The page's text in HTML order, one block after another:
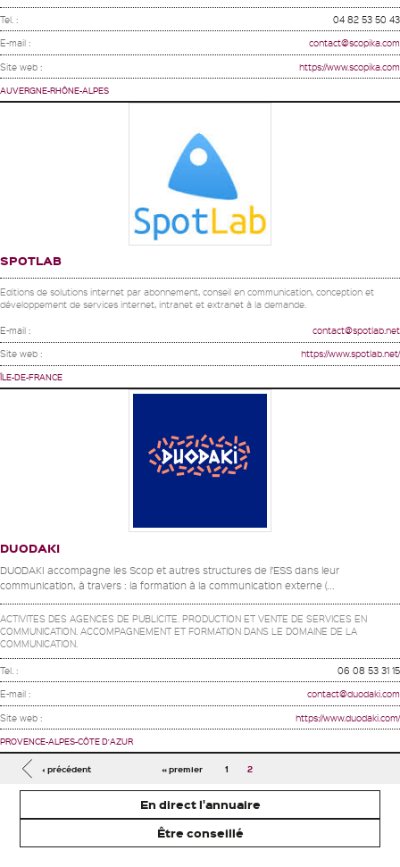
Tel. : 04 82 53 50 43
E-mail : contact@scopika.com
Site web : https://www.scopika.com
AUVERGNE-RHÔNE-ALPES
SPOTLAB
Editions de solutions internet par abonnement, conseil en communication, conception et
développement de services internet, intranet et extranet à la demande.
E-mail : contact@spotlab.net
Site web : https://www.spotlab.net/
ÎLE-DE-FRANCE
DUODAKI
DUODAKI accompagne les Scop et autres structures de l’ESS dans leur
communication, à travers : la formation à la communication externe (...
ACTIVITES DES AGENCES DE PUBLICITE. PRODUCTION ET VENTE DE SERVICES EN
COMMUNICATION. ACCOMPAGNEMENT ET FORMATION DANS LE DOMAINE DE LA
COMMUNICATION.
Tel. : 06 08 53 31 15
E-mail : contact@duodaki.com
Site web : https://www.duodaki.com/
PROVENCE-ALPES-CÔTE D'AZUR
Pages
« premier
‹ précédent 1 2
En direct l'annuaire
Être conseillé